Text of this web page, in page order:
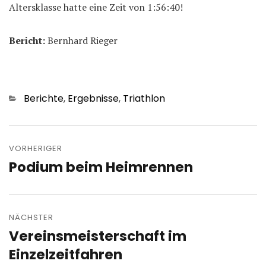
Altersklasse hatte eine Zeit von 1:56:40!
Bericht:Bernhard Rieger
Kategorien
Berichte, Ergebnisse, Triathlon
VORHERIGER
Vorheriger
Podium beim Heimrennen
NÄCHSTER
Nächster
Beitrag:
Vereinsmeisterschaft im
Einzelzeitfahren